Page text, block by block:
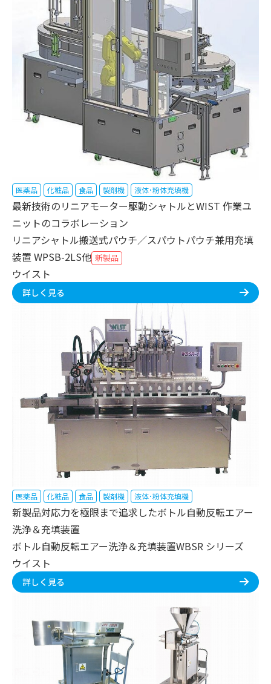
医薬品 化粧品 食品 製剤機 液体･粉体充填機
最新技術のリニアモーター駆動シャトルとWIST 作業ユ
ニットのコラボレーション
リニアシャトル搬送式パウチ／スパウトパウチ兼用充填
装置 WPSB-2LS他 新製品
ウイスト
詳しく見る
医薬品 化粧品 食品 製剤機 液体･粉体充填機
新製品対応力を極限まで追求したボトル自動反転エアー
洗浄＆充填装置
ボトル自動反転エアー洗浄＆充填装置WBSR シリーズ
ウイスト
詳しく見る